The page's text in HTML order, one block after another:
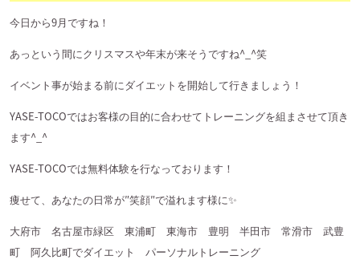
今日から9月ですね！
あっという間にクリスマスや年末が来そうですね^_^笑
イベント事が始まる前にダイエットを開始して行きましょう！
YASE-TOCOではお客様の目的に合わせてトレーニングを組まさせて頂き
ます^_^
YASE-TOCOでは無料体験を行なっております！
痩せて、あなたの日常が″笑顔″で溢れます様に✨
大府市 名古屋市緑区 東浦町 東海市 豊明 半田市 常滑市 武豊
町 阿久比町でダイエット パーソナルトレーニング